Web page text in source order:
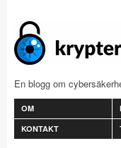
En blogg om
OM
KONTAKT